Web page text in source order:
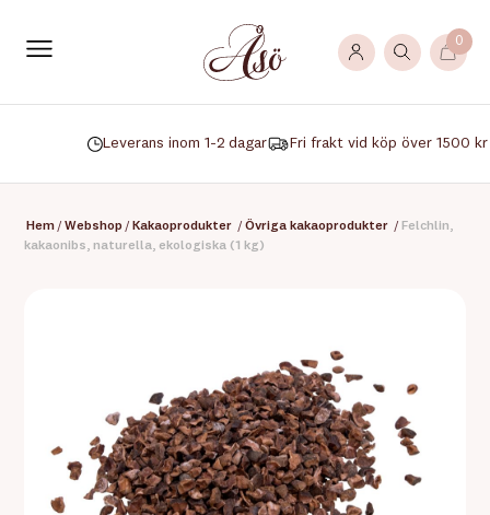
0
Leverans inom 1-2 dagar Fri frakt vid köp över 1500 kr
Hem / Webshop / Kakaoprodukter / Övriga kakaoprodukter / Felchlin,
kakaonibs, naturella, ekologiska (1 kg)